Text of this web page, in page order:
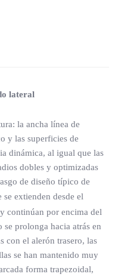
lateral
la ancha línea de
y las superficies de
dinámica, al igual que las
dobles y optimizadas
de diseño típico de
se extienden desde el
continúan por encima del
se prolonga hacia atrás en
con el alerón trasero, las
se han mantenido muy
forma trapezoidal,